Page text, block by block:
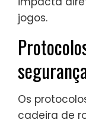
jogos.
Os
cadeira de